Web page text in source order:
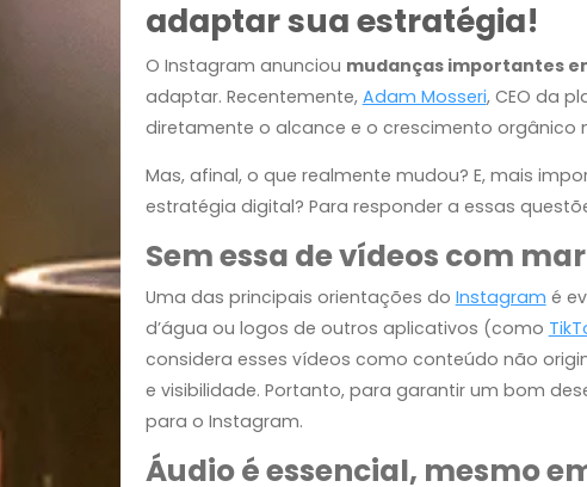
20/MAR/2025
O Instagram mudou
adaptar sua
mudanças
adaptar. Recentemente,Adam Mosseri,
diretamente o alcance e o crescimento
Mas, afinal, o que realmente mudou? E,
estratégia digital? Para responder a essas
Sem essa de vídeos
Uma das principais orientações do
d’água ou logos de outros aplicativos
considera esses vídeos como conteúdo